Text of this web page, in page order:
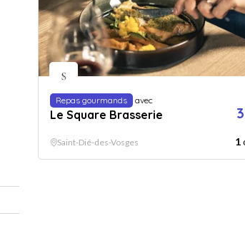
Repas gourmands avec
Le Square Brasserie
Saint-Dié-des-Vosges 1